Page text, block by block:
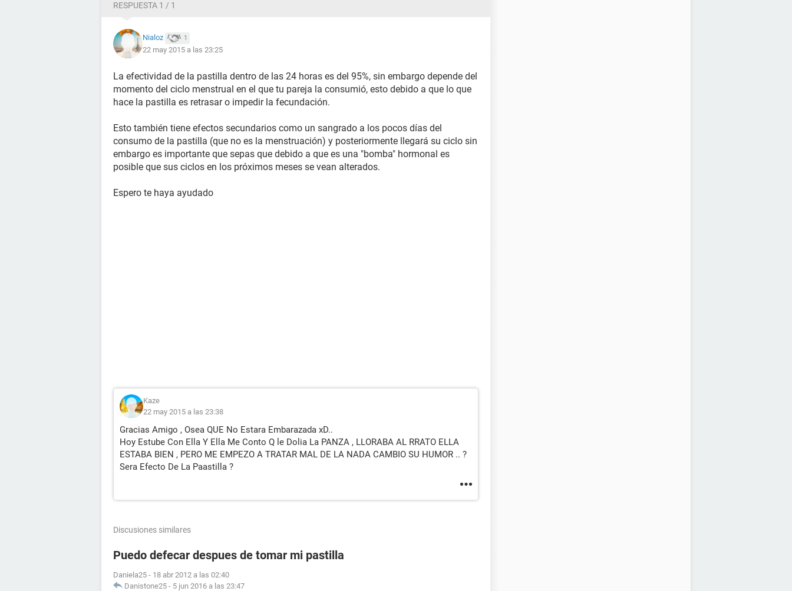
RESPUESTA 1 / 1
Nialoz 1
22 may 2015 a las 23:25
La efectividad de la pastilla dentro de las 24 horas es del 95%, sin embargo depende del
momento del ciclo menstrual en el que tu pareja la consumió, esto debido a que lo que
hace la pastilla es retrasar o impedir la fecundación.
Esto también tiene efectos secundarios como un sangrado a los pocos días del
consumo de la pastilla (que no es la menstruación) y posteriormente llegará su ciclo sin
embargo es importante que sepas que debido a que es una "bomba" hormonal es
posible que sus ciclos en los próximos meses se vean alterados.
Espero te haya ayudado
Kaze
22 may 2015 a las 23:38
Gracias Amigo , Osea QUE No Estara Embarazada xD..
Hoy Estube Con Ella Y Ella Me Conto Q le Dolia La PANZA , LLORABA AL RRATO ELLA
ESTABA BIEN , PERO ME EMPEZO A TRATAR MAL DE LA NADA CAMBIO SU HUMOR .. ?
Sera Efecto De La Paastilla ?
Discusiones similares
Puedo defecar despues de tomar mi pastilla
Daniela25 - 18 abr 2012 a las 02:40
Danistone25 - 5 jun 2016 a las 23:47